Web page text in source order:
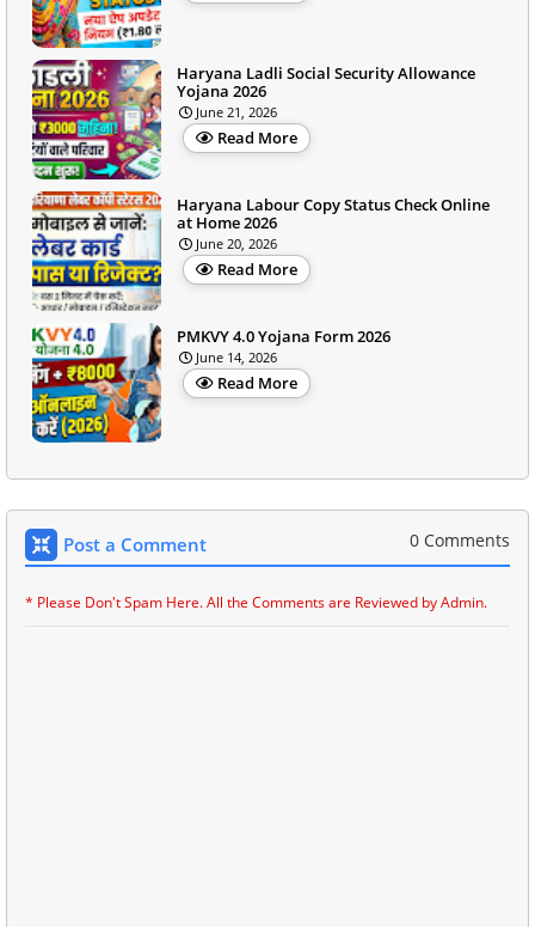
Haryana Ladli Social Security Allowance
Yojana 2026
June 21, 2026
Read More
Haryana Labour Copy Status Check Online
at Home 2026
June 20, 2026
Read More
PMKVY 4.0 Yojana Form 2026
June 14, 2026
Read More
Post a Comment 0 Comments
* Please Don't Spam Here. All the Comments are Reviewed by Admin.